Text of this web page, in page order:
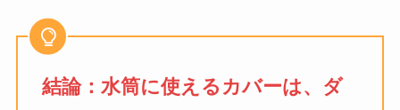
セリア等でポイズン
結論：水筒に使えるカバーは、ダ